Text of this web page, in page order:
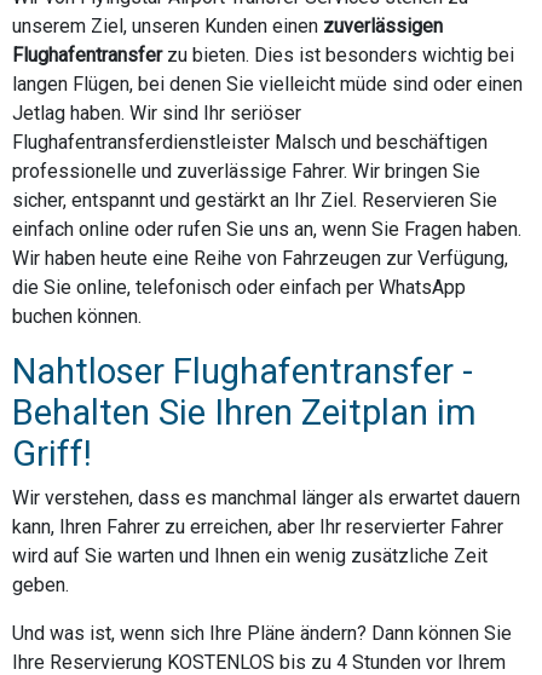
unserem Ziel, unseren Kunden einen zuverlässigen
Flughafentransferzu bieten. Dies ist besonders wichtig bei
langen Flügen, bei denen Sie vielleicht müde sind oder einen
Jetlag haben. Wir sind Ihr seriöser
Flughafentransferdienstleister Malsch und beschäftigen
professionelle und zuverlässige Fahrer. Wir bringen Sie
sicher, entspannt und gestärkt an Ihr Ziel. Reservieren Sie
einfach online oder rufen Sie uns an, wenn Sie Fragen haben.
Wir haben heute eine Reihe von Fahrzeugen zur Verfügung,
die Sie online, telefonisch oder einfach per WhatsApp
buchen können.
Nahtloser Flughafentransfer -
Behalten Sie Ihren Zeitplan im
Griff!
Wir verstehen, dass es manchmal länger als erwartet dauern
kann, Ihren Fahrer zu erreichen, aber Ihr reservierter Fahrer
wird auf Sie warten und Ihnen ein wenig zusätzliche Zeit
geben.
Und was ist, wenn sich Ihre Pläne ändern? Dann können Sie
Ihre Reservierung KOSTENLOS bis zu 4 Stunden vor Ihrem